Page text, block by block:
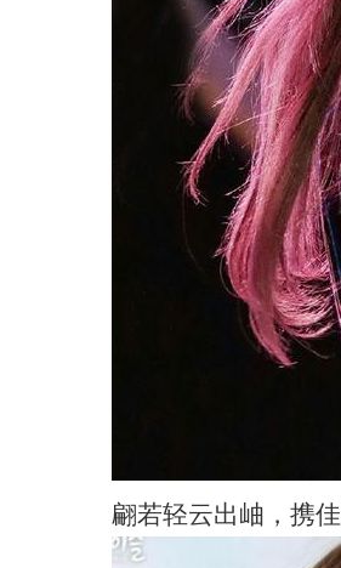
翩若轻云出岫，携